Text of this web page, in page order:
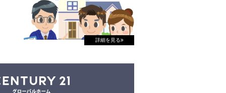
詳細を見る